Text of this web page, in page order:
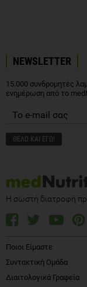
NEWSLETTER
15.000 συνδρομητές
ενημέρωση από το
Η σωστή διατροφή
Ποιοι Είμαστε
Συντακτική Ομάδα
Διαιτολογικά Γραφεία